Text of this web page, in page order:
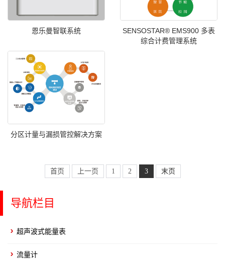
恩乐曼智联系统
SENSOSTAR® EMS900 多表
综合计费管理系统
分区计量与漏损管控解决方案
首页 上一页 1 2 3 末页
导航栏目
超声波式能量表
流量计